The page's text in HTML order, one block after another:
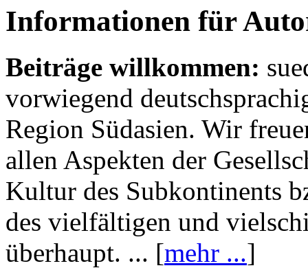
Informationen für
Beiträge willkommen:
vorwiegend
Region Südasien. Wir
allen Aspekten der
Kultur des Subkontinents
des vielfältigen und
überhaupt. ... [mehr ...]